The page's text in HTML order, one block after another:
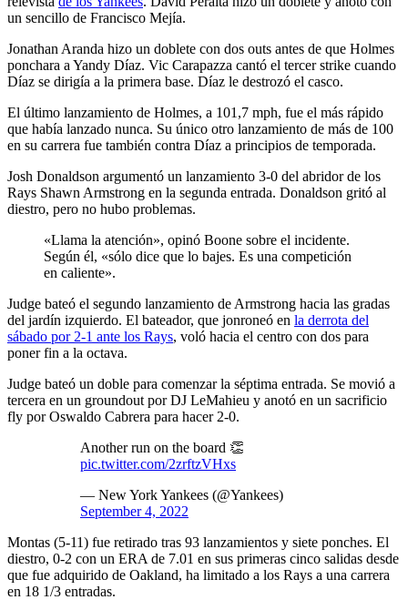
un sencillo de Francisco Mejía.
Jonathan Aranda hizo un doblete con dos outs antes de que Holmes
ponchara a Yandy Díaz. Vic Carapazza cantó el tercer strike cuando
Díaz se dirigía a la primera base. Díaz le destrozó el casco.
El último lanzamiento de Holmes, a 101,7 mph, fue el más rápido
que había lanzado nunca. Su único otro lanzamiento de más de 100
en su carrera fue también contra Díaz a principios de temporada.
Josh Donaldson argumentó un lanzamiento 3-0 del abridor de los
Rays Shawn Armstrong en la segunda entrada. Donaldson gritó al
diestro, pero no hubo problemas.
«Llama la atención», opinó Boone sobre el incidente.
Según él, «sólo dice que lo bajes. Es una competición
en caliente».
Judge bateó el segundo lanzamiento de Armstrong hacia las gradas
del jardín izquierdo. El bateador, que jonroneó en la derrota del
sábado por 2-1 ante los Rays, voló hacia el centro con dos para
poner fin a la octava.
Judge bateó un doble para comenzar la séptima entrada. Se movió a
tercera en un groundout por DJ LeMahieu y anotó en un sacrificio
fly por Oswaldo Cabrera para hacer 2-0.
Another run on the board 👏
pic.twitter.com/2zrftzVHxs
— New York Yankees (@Yankees)
September 4, 2022
Montas (5-11) fue retirado tras 93 lanzamientos y siete ponches. El
diestro, 0-2 con un ERA de 7.01 en sus primeras cinco salidas desde
que fue adquirido de Oakland, ha limitado a los Rays a una carrera
en 18 1/3 entradas.